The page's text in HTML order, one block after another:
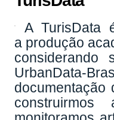
A TurisData
a produção
considerando
UrbanData-
documentação